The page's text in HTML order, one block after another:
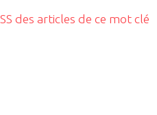
des articles de ce mot clé